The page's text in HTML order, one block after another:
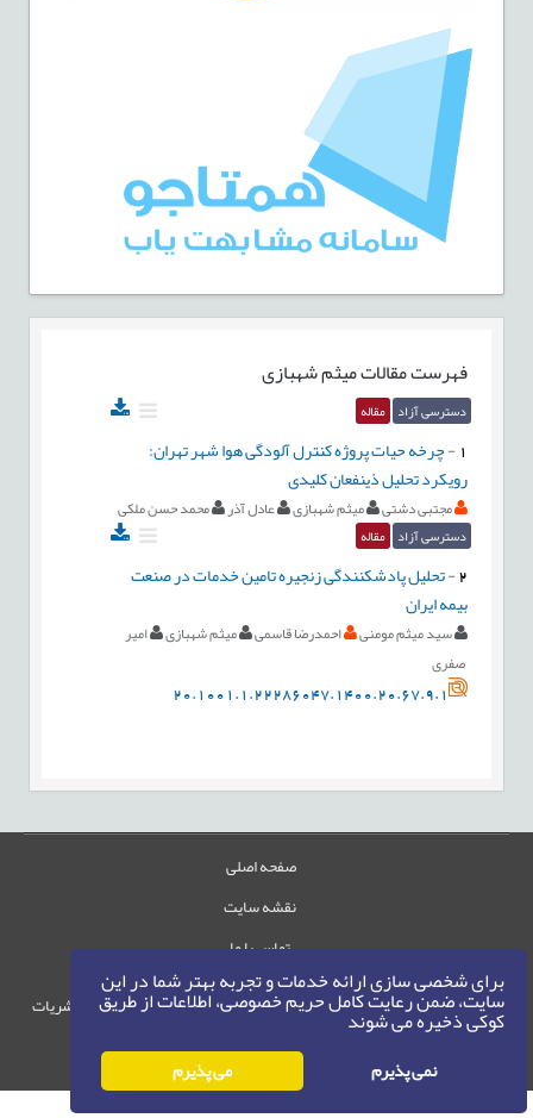
برای شخصی سازی ارائه خدمات و تجربه بهتر شما در این
سایت، ضمن رعایت کامل حریم خصوصی، اطلاعات از طریق
کوکی ذخیره می شوند
نمی پذیرم می پذیرم
فهرست مقالاتمیثم شهبازی
دسترسی آزاد مقاله
-چرخه حیات پروژه کنترل آلودگی هوا شهر تهران:
رویکرد تحلیل ذینفعان کلیدی
مجتبی دشتی میثم شهبازی عادل آذر محمد حسن ملکی
دسترسی آزاد مقاله
2
-تحلیل پادشکنندگی زنجیره تامین خدمات در صنعت
بیمه ایران
سید میثم مومنی احمدرضا قاسمی میثم شهبازی
امیر
صفری
20.1001.1.22286047.1400.20.67.9.1
صفحه اصلی
نقشه سایت
تماس با ما
حقوق این وب‌سایت متعلق به سامانه مدیریت نشریات
حق نشر 1405-1396